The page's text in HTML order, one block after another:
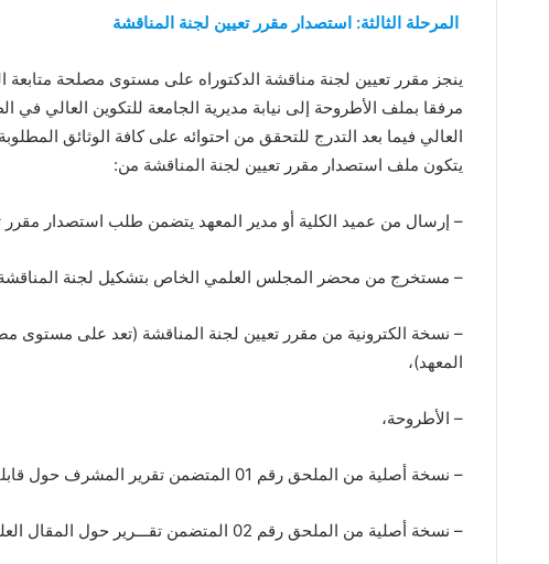
المرحلة الثالثة: استصدار مقرر تعيين لجنة المناقشة
ينجز مقرر تعيين لجنة مناقشة الدكتوراه على مستوى مصلحة متابعة
مرفقا بملف الأطروحة إلى نيابة مديرية الجامعة للتكوين العالي في
يتكون ملف استصدار مقرر تعيين لجنة المناقشة من:
– إرسال من عميد الكلية أو مدير المعهد يتضمن طلب استصدار مقرر
– مستخرج من محضر المجلس العلمي الخاص بتشكيل لجنة
– نسخة الكترونية من مقرر تعيين لجنة المناقشة (تعد على مستوى
المعهد)،
– الأطروحة،
– نسخة أصلية من الملحق رقم 01 المتضمن تقرير المشرف حول قابلية مناقشة الأطروحة،
– نسخة أصلية من الملحق رقم 02 المتضمن تقـــرير حول المقال العلمي ومحيطه وعلاقته مع موضوع الأطروحة،